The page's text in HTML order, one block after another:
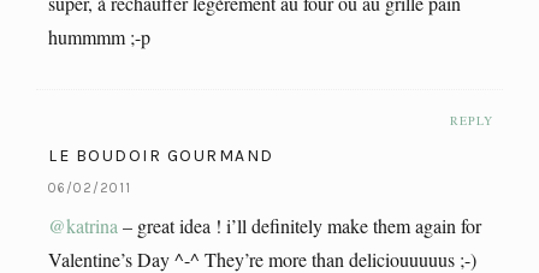
hummmm ;-p
REPLY
LE BOUDOIR GOURMAND
06/02/2011
@katrina – great idea ! i’ll definitely make them again for
Valentine’s Day ^-^ They’re more than deliciouuuuus ;-)